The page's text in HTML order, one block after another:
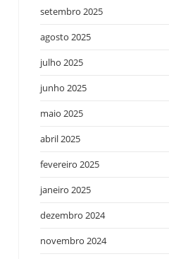
setembro 2025
agosto 2025
julho 2025
junho 2025
maio 2025
abril 2025
fevereiro 2025
janeiro 2025
dezembro 2024
novembro 2024